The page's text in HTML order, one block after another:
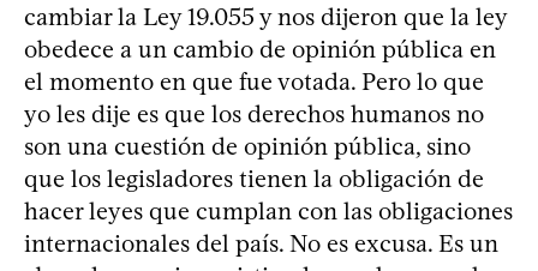
cambiar la Ley 19.055 y nos dijeron que la ley
obedece a un cambio de opinión pública en
el momento en que fue votada. Pero lo que
yo les dije es que los derechos humanos no
son una cuestión de opinión pública, sino
que los legisladores tienen la obligación de
hacer leyes que cumplan con las obligaciones
internacionales del país. No es excusa. Es un